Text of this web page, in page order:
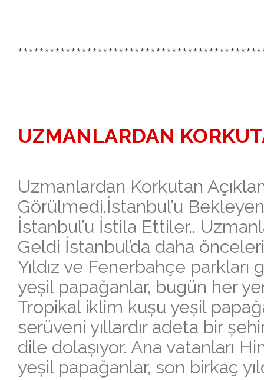
UZMANLARDAN
Uzmanlardan Korkutan
Görülmedi.İstanbul’u
İstanbul’u İstila Ettiler..
Geldi İstanbul’da daha
Yıldız ve Fenerbahçe
yeșil papağanlar, bugün her
Tropikal iklim kușu yeșil
serüveni yıllardır adeta bir
dile dolașıyor. Ana vatanları
yeșil papağanlar, son birkaç